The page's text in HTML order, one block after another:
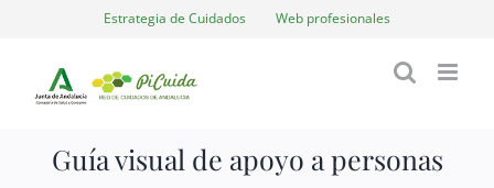
contenido
Estrategia de Cuidados Web profesionales
Guía visual de apoyo a personas